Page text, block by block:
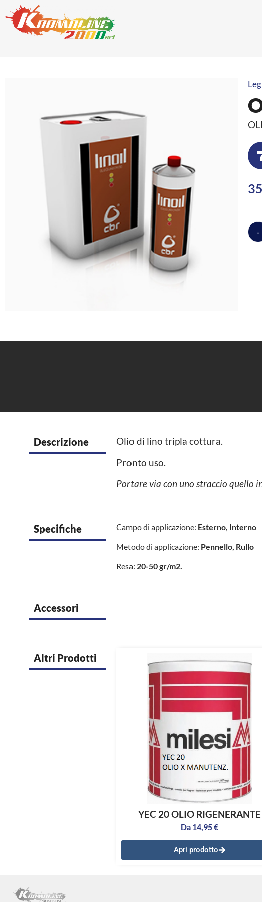
-
Descrizione
Olio di lino tripla cottura.
Pronto uso.
Portare via con uno straccio quello
Specifiche Campo di applicazione: Esterno, Interno
Metodo di applicazione: Pennello, Rullo
Resa: 20-50 gr/m2.
Accessori
Altri Prodotti
YEC 20 OLIO RIGENERANTE
Da 14,95€
Apri prodotto